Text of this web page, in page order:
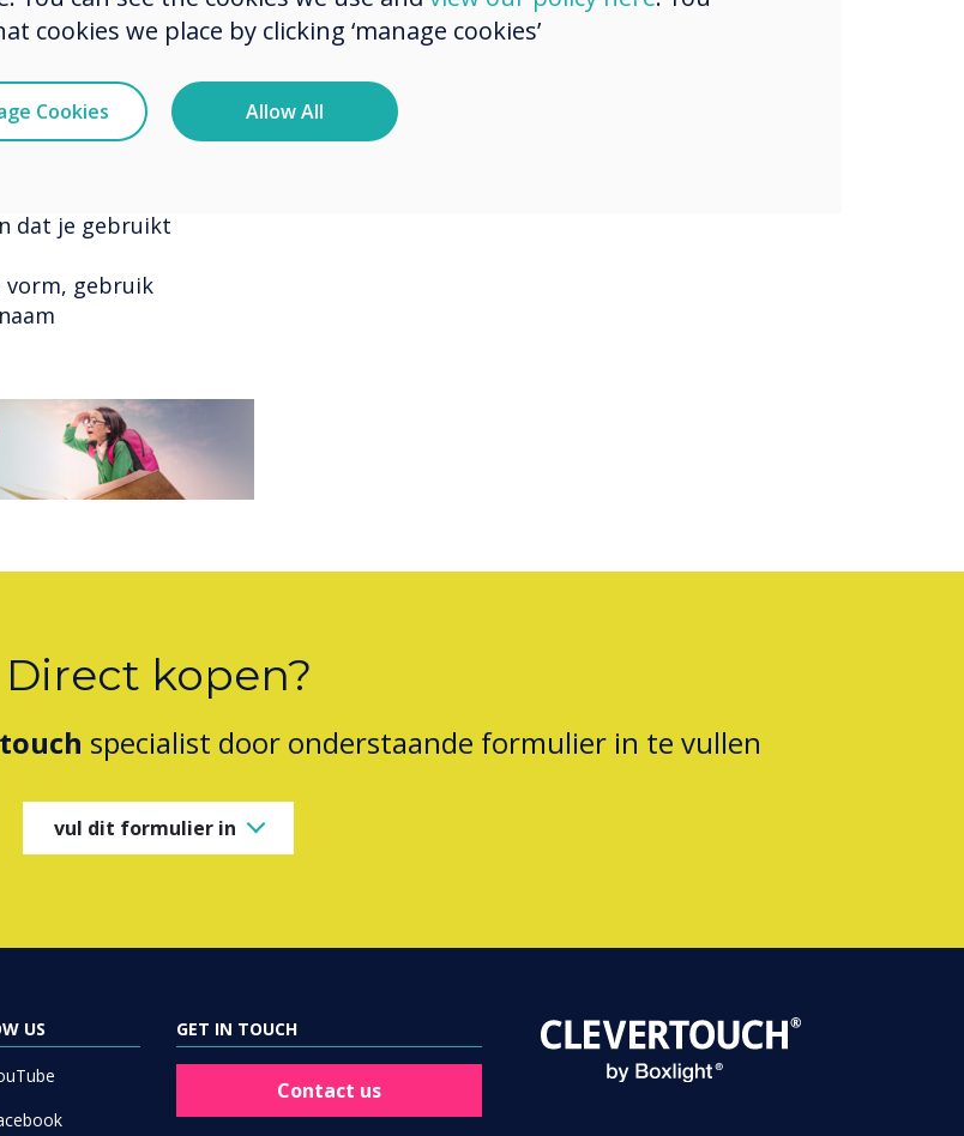
dat je gebruikt
vorm, gebruik
Direct kopen?
specialist door onderstaande formulier in te vullen
vul dit formulier in
US GET IN TOUCH
Contact us
cookies we place by clicking ‘manage cookies’
Cookies Allow All